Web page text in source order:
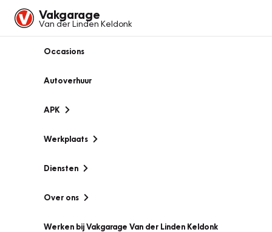
Vakgarage
Van der Linden Keldonk
Occasions
Autoverhuur
APK
Werkplaats
Diensten
Over ons
Werken bij Vakgarage Van der Linden Keldonk